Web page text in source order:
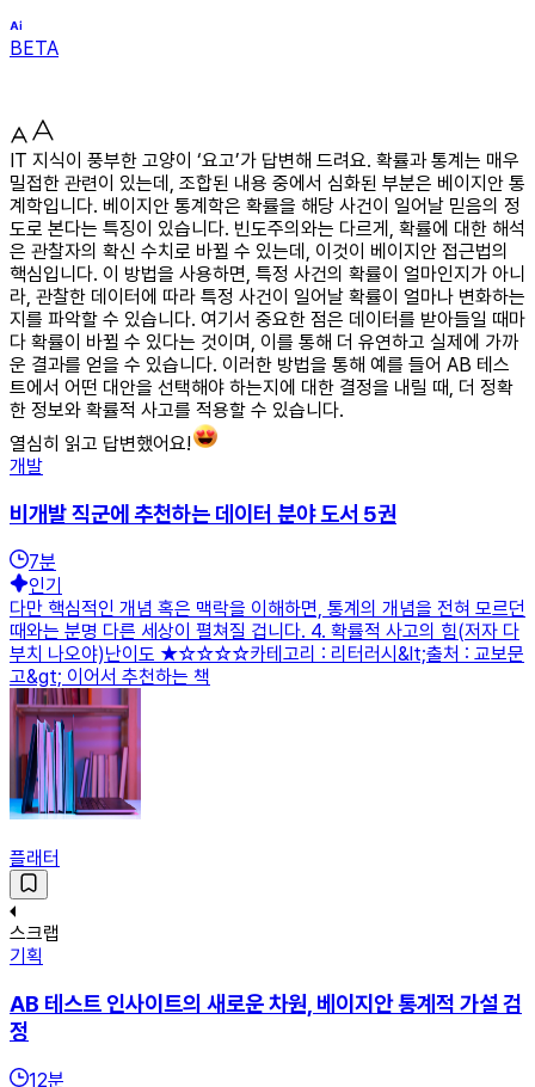
BETA
IT 지식이 풍부한 고양이 ‘요고’가 답변해 드려요. 확률과 통계는 매우
밀접한 관련이 있는데, 조합된 내용 중에서 심화된 부분은 베이지안 통
계학입니다. 베이지안 통계학은 확률을 해당 사건이 일어날 믿음의 정
도로 본다는 특징이 있습니다. 빈도주의와는 다르게, 확률에 대한 해석
은 관찰자의 확신 수치로 바뀔 수 있는데, 이것이 베이지안 접근법의
핵심입니다. 이 방법을 사용하면, 특정 사건의 확률이 얼마인지가 아니
라, 관찰한 데이터에 따라 특정 사건이 일어날 확률이 얼마나 변화하는
지를 파악할 수 있습니다. 여기서 중요한 점은 데이터를 받아들일 때마
다 확률이 바뀔 수 있다는 것이며, 이를 통해 더 유연하고 실제에 가까
운 결과를 얻을 수 있습니다. 이러한 방법을 통해 예를 들어 AB 테스
트에서 어떤 대안을 선택해야 하는지에 대한 결정을 내릴 때, 더 정확
한 정보와 확률적 사고를 적용할 수 있습니다.
열심히 읽고 답변했어요!
개발
비개발 직군에 추천하는 데이터 분야 도서 5권
7분
인기
다만 핵심적인 개념 혹은 맥락을 이해하면, 통계의 개념을 전혀 모르던
때와는 분명 다른 세상이 펼쳐질 겁니다. 4. 확률적 사고의 힘(저자 다
부치 나오야)난이도 ★☆☆☆☆카테고리 : 리터러시&lt;출처 : 교보문
고&gt; 이어서 추천하는 책
플래터
스크랩
기획
AB 테스트 인사이트의 새로운 차원, 베이지안 통계적 가설 검
정
12분